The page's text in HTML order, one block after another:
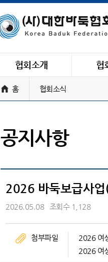
협회소개 협
홈 협회소식
공지사항
2026 바둑보급사
2026.05.08 조회수 1,128
첨부파일
2026 여
2026 여